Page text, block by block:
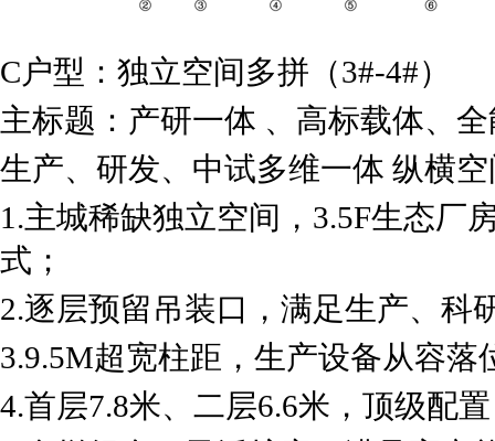
C户型：独立空间多拼（3#-4#）
主标题：产研一体 、高标载体、
生产、研发、中试多维一体 纵横
1.主城稀缺独立空间，3.5F生态厂
式；
2.逐层预留吊装口，满足生产、科
3.9.5M超宽柱距，生产设备从容
4.首层7.8米、二层6.6米，顶级配